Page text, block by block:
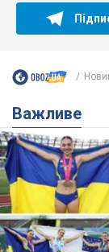
Важливе